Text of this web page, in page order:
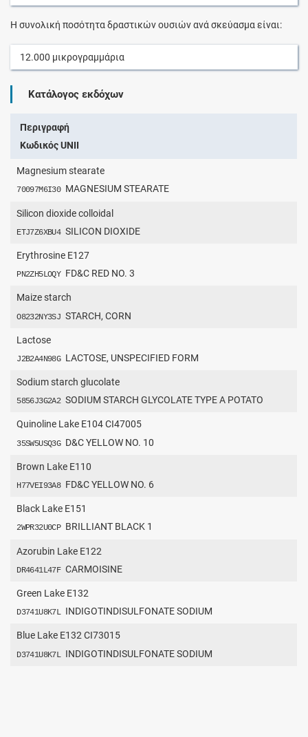
Η συνολική ποσότητα δραστικών ουσιών ανά σκεύασμα είναι:
12.000 μικρογραμμάρια
Κατάλογος εκδόχων
Περιγραφή
Κωδικός UNII
Magnesium stearate
70097M6I30 MAGNESIUM STEARATE
Silicon dioxide colloidal
ETJ7Z6XBU4 SILICON DIOXIDE
Erythrosine E127
PN2ZH5LOQY FD&C RED NO. 3
Maize starch
O8232NY3SJ STARCH, CORN
Lactose
J2B2A4N98G LACTOSE, UNSPECIFIED FORM
Sodium starch glucolate
5856J3G2A2 SODIUM STARCH GLYCOLATE TYPE A POTATO
Quinoline Lake E104 CI47005
35SW5USQ3G D&C YELLOW NO. 10
Brown Lake E110
H77VEI93A8 FD&C YELLOW NO. 6
Black Lake E151
2WPR32U0CP BRILLIANT BLACK 1
Azorubin Lake E122
DR4641L47F CARMOISINE
Green Lake E132
D3741U8K7L INDIGOTINDISULFONATE SODIUM
Blue Lake E132 CI73015
D3741U8K7L INDIGOTINDISULFONATE SODIUM